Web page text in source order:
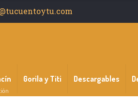
Gorila y Titi Descargables